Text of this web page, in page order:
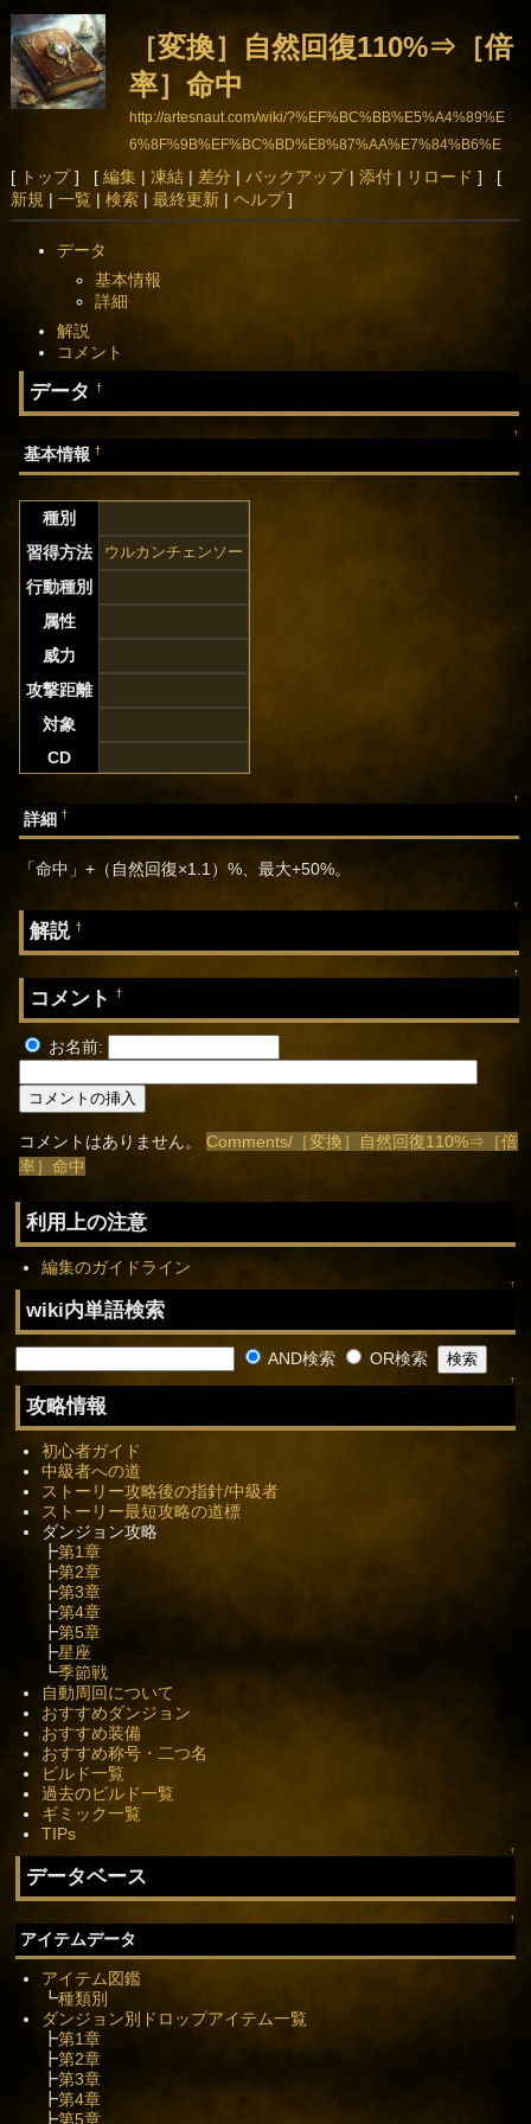
［変換］自然回復110%⇒［倍
率］命中
http://artesnaut.com/wiki/?%EF%BC%BB%E5%A4%89%E
6%8F%9B%EF%BC%BD%E8%87%AA%E7%84%B6%E
5%9B%9E%E5%BE%A9110%25%E2%87%92%EF%BC%
BB%E5%80%8D%E7%8E%87%EF%BC%BD%E5%91%B
D%E4%B8%AD
[ トップ] [ 編集| 凍結 | 差分 | バックアップ| 添付| リロード ] [
新規 | 一覧| 検索| 最終更新| ヘルプ]
データ
基本情報
詳細
解説
コメント
データ†
↑
基本情報†
種別
習得方法
ウルカンチェンソー
行動種別
属性
威力
攻撃距離
対象
CD
↑
詳細†
「命中」+（自然回復×1.1）%、最大+50%。
↑
解説†
↑
コメント†
お名前:
コメントはありません。Comments/［変換］自然回復110%⇒［倍
率］命中
利用上の注意
編集のガイドライン
↑
wiki内単語検索
AND検索 OR検索
↑
攻略情報
初心者ガイド
中級者への道
ストーリー攻略後の指針/中級者
ストーリー最短攻略の道標
ダンジョン攻略
┣第1章
┣第2章
┣第3章
┣第4章
┣第5章
┣星座
┗季節戦
自動周回について
おすすめダンジョン
おすすめ装備
おすすめ称号・二つ名
ビルド一覧
過去のビルド一覧
ギミック一覧
TIPs
↑
データベース
↑
アイテムデータ
アイテム図鑑
┗種類別
ダンジョン別ドロップアイテム一覧
┣第1章
┣第2章
┣第3章
┣第4章
┣第5章